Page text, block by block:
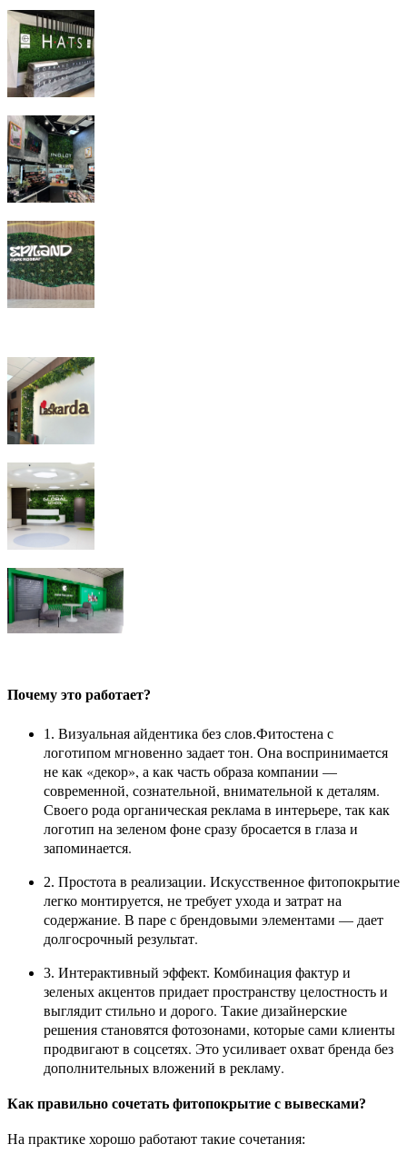
Почему это работает?
1. Визуальная айдентика без слов.Фитостена с
логотипом мгновенно задает тон. Она воспринимается
не как «декор», а как часть образа компании —
современной, сознательной, внимательной к деталям.
Своего рода органическая реклама в интерьере, так как
логотип на зеленом фоне сразу бросается в глаза и
запоминается.
2. Простота в реализации. Искусственное фитопокрытие
легко монтируется, не требует ухода и затрат на
содержание. В паре с брендовыми элементами — дает
долгосрочный результат.
3. Интерактивный эффект. Комбинация фактур и
зеленых акцентов придает пространству целостность и
выглядит стильно и дорого. Такие дизайнерские
решения становятся фотозонами, которые сами клиенты
продвигают в соцсетях. Это усиливает охват бренда без
дополнительных вложений в рекламу.
Как правильно сочетать фитопокрытие с вывесками?
На практике хорошо работают такие сочетания: